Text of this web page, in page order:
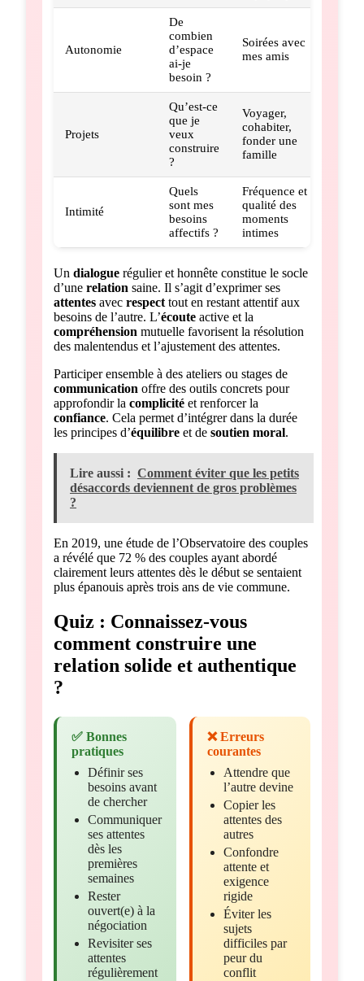
Autonomie
De
combien
d’espace
ai-je
besoin ?
Soirées avec
mes amis
Projets
Qu’est-ce
que je
veux
construire
?
Voyager,
cohabiter,
fonder une
famille
Intimité
Quels
sont mes
besoins
affectifs ?
Fréquence et
qualité des
moments
intimes
Un dialogue régulier et honnête constitue le socle
d’une relation saine. Il s’agit d’exprimer ses
attentes avec respect tout en restant attentif aux
besoins de l’autre. L’écoute active et la
compréhension mutuelle favorisent la résolution
des malentendus et l’ajustement des attentes.
Participer ensemble à des ateliers ou stages de
communication offre des outils concrets pour
approfondir la complicité et renforcer la
confiance. Cela permet d’intégrer dans la durée
les principes d’équilibre et de soutien moral.
Lire aussi : Comment éviter que les petits
désaccords deviennent de gros problèmes
?
En 2019, une étude de l’Observatoire des couples
a révélé que 72 % des couples ayant abordé
clairement leurs attentes dès le début se sentaient
plus épanouis après trois ans de vie commune.
Quiz : Connaissez-vous
comment construire une
relation solide et authentique
?
✅ Bonnes
pratiques
Définir ses
besoins avant
de chercher
Communiquer
ses attentes
dès les
premières
semaines
Rester
ouvert(e) à la
négociation
Revisiter ses
attentes
régulièrement
❌ Erreurs
courantes
Attendre que
l’autre devine
Copier les
attentes des
autres
Confondre
attente et
exigence
rigide
Éviter les
sujets
difficiles par
peur du
conflit